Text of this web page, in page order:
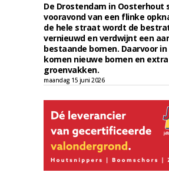
De Drostendam in Oosterhout
vooravond van een flinke
de hele straat wordt de
vernieuwd en verdwijnt een
bestaande bomen. Daarvoor
komen nieuwe bomen en extra
groenvakken.
maandag 15 juni 2026